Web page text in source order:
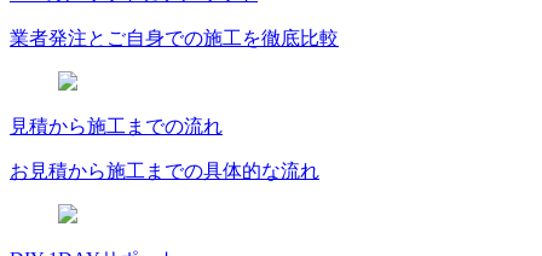
業者発注とご自身での施工を徹底比較
見積から施工までの流れ
お見積から施工までの具体的な流れ